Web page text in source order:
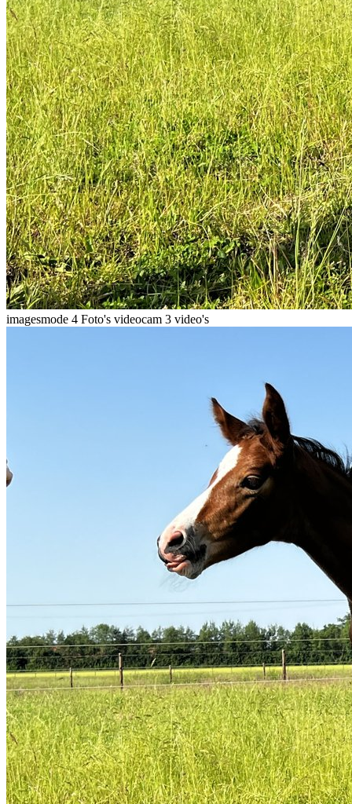
imagesmode 4 Foto's videocam 3 video's